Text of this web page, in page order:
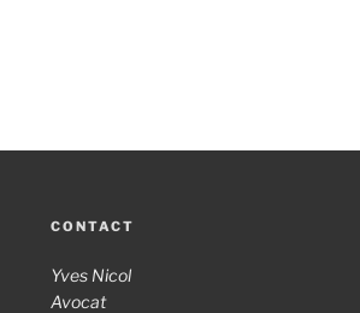
CONTACT
Yves Nicol
Avocat